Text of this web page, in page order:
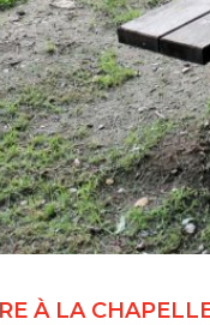
À LA